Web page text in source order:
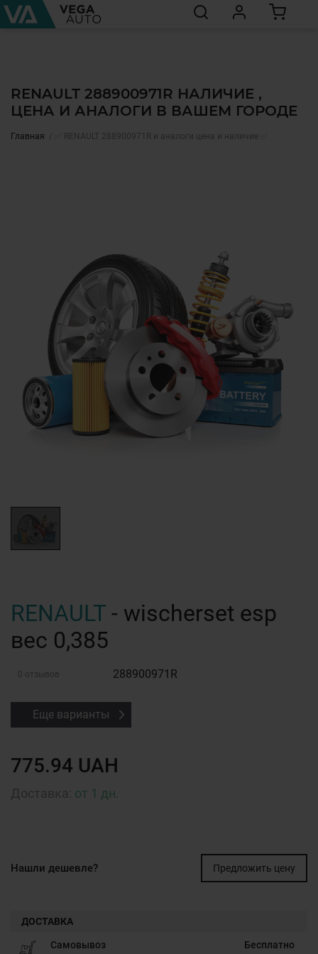
RENAULT 288900971R НАЛИЧИЕ ,
ЦЕНА И АНАЛОГИ В ВАШЕМ ГОРОДЕ
Главная ✅ RENAULT 288900971R и аналоги цена и наличие ✅
RENAULT - wischerset esp
вес 0,385
0 отзывов 288900971R
Еще варианты
775.94 UAH
от 1 дн.
Нашли дешевле? Предложить цену
ДОСТАВКА
Самовывоз Бесплатно